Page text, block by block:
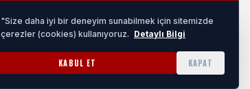
Binlerce Kişiye
Ulaştı
Bursa Nilüfer'de
Kurtuluş Müzesi
"Size daha iyi bir deneyim sunabilmek için sitemizde
çerezler (cookies) kullanıyoruz. Detaylı Bilgi
KABUL ET KAPAT